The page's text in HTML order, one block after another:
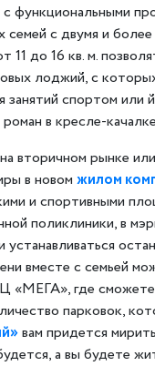
функциональными
с двумя и
до 16 кв. м.
лоджий, с
спортом
в кресле-
вторичном рынке
в новом жилом
и спортивными
поликлиники, в
вместе с семьей
«МЕГА», где
парковок,
вам придется
а вы будете